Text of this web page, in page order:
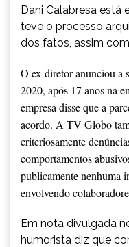
Dani Calabresa está
teve o processo
dos fatos, assim
O ex-diretor anunciou a
2020, após 17 anos na
empresa disse que a
acordo. A TV Globo
criteriosamente
comportamentos
publicamente nenhuma
envolvendo
Em nota divulgada
humorista diz que